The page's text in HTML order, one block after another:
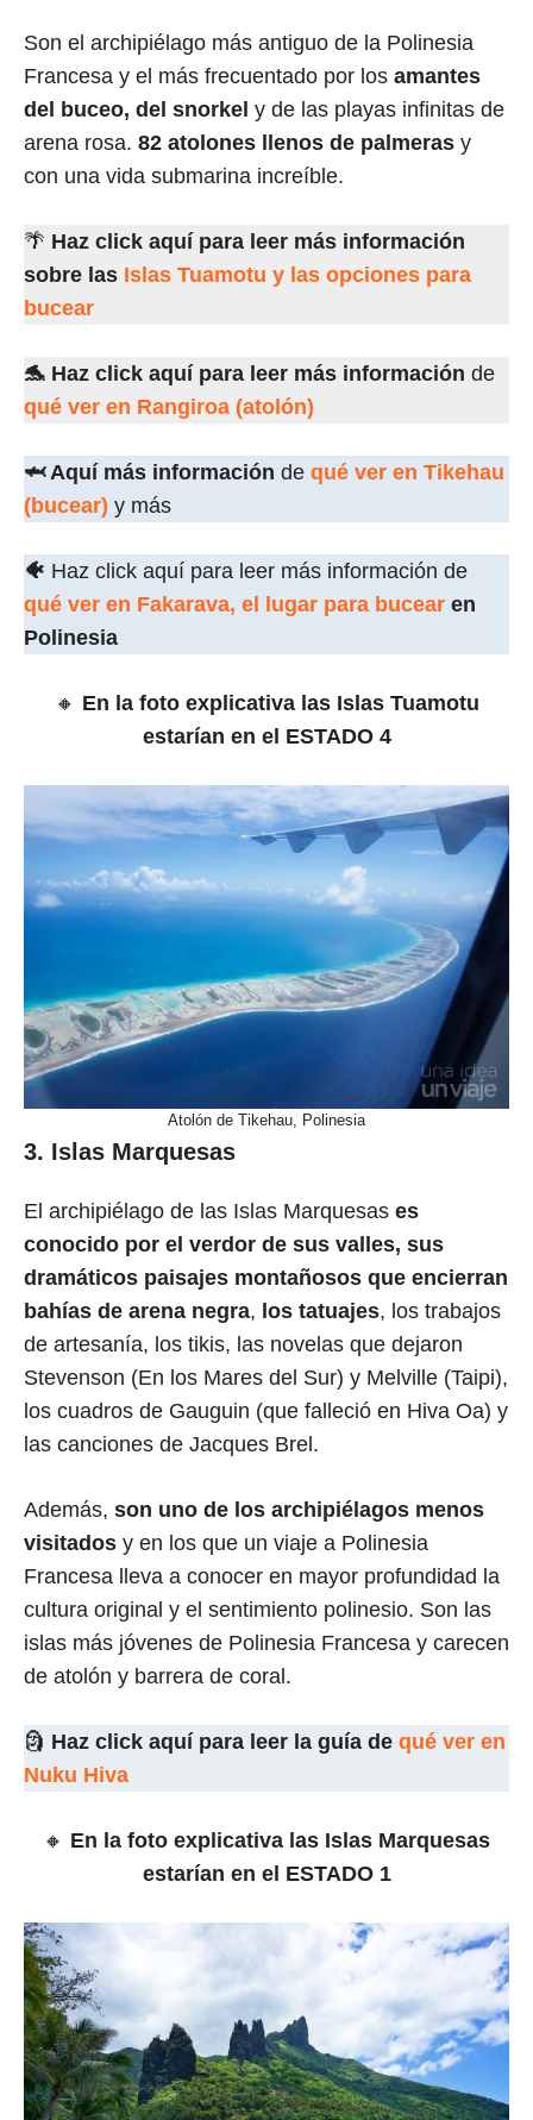
Son el archipiélago más antiguo de la Polinesia
Francesa y el más frecuentado por los amantes
del buceo, del snorkel y de las playas infinitas de
arena rosa. 82 atolones llenos de palmeras y
con una vida submarina increíble.
🌴 Haz click aquí para leer más información
sobre las Islas Tuamotu y las opciones para
bucear
🐬 Haz click aquí para leer más información de
qué ver en Rangiroa (atolón)
🦈 Aquí más información de qué ver en Tikehau
(bucear) y más
🐠 Haz click aquí para leer más información de
qué ver en Fakarava, el lugar para bucear en
Polinesia
🔸 En la foto explicativa las Islas Tuamotu
estarían en el ESTADO 4
Atolón de Tikehau, Polinesia
3. Islas Marquesas
El archipiélago de las Islas Marquesas es
conocido por el verdor de sus valles, sus
dramáticos paisajes montañosos que encierran
bahías de arena negra, los tatuajes, los trabajos
de artesanía, los tikis, las novelas que dejaron
Stevenson (En los Mares del Sur) y Melville (Taipi),
los cuadros de Gauguin (que falleció en Hiva Oa) y
las canciones de Jacques Brel.
Además, son uno de los archipiélagos menos
visitados y en los que un viaje a Polinesia
Francesa lleva a conocer en mayor profundidad la
cultura original y el sentimiento polinesio. Son las
islas más jóvenes de Polinesia Francesa y carecen
de atolón y barrera de coral.
🗿 Haz click aquí para leer la guía de qué ver en
Nuku Hiva
🔸 En la foto explicativa las Islas Marquesas
estarían en el ESTADO 1